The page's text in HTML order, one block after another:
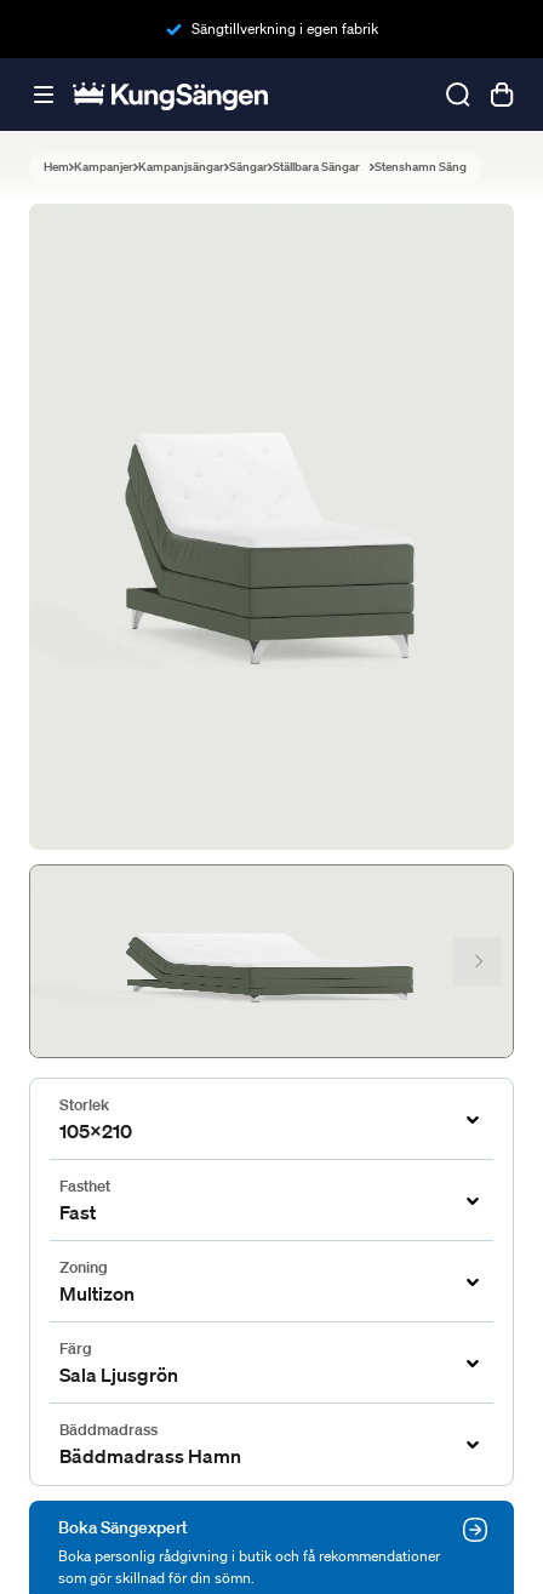
Sängtillverkning i egen fabrik
Hem Kampanjer Kampanjsängar Sängar Ställbara Sängar Stenshamn Säng
Storlek
105x210
Fasthet
Fast
Zoning
Multizon
Färg
Sala Ljusgrön
Bäddmadrass
Bäddmadrass Hamn
Boka Sängexpert
Boka personlig rådgivning i butik och få rekommendationer
som gör skillnad för din sömn.